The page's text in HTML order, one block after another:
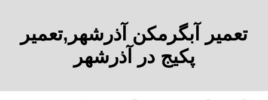
تعمیر آبگرمکن آذرشهر,تعمیر
پکیج در آذرشهر